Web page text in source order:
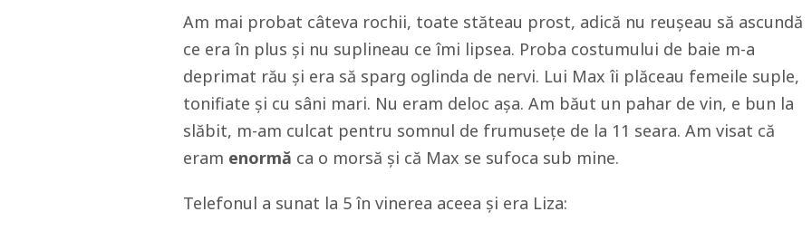
Am mai probat câteva rochii, toate stăteau prost, adică nu reușeau să ascundă
ce era în plus și nu suplineau ce îmi lipsea. Proba costumului de baie m-a
deprimat rău și era să sparg oglinda de nervi. Lui Max îi plăceau femeile suple,
tonifiate și cu sâni mari. Nu eram deloc așa. Am băut un pahar de vin, e bun la
slăbit, m-am culcat pentru somnul de frumusețe de la 11 seara. Am visat că
eram enormă ca o morsă și că Max se sufoca sub mine.
Telefonul a sunat la 5 în vinerea aceea și era Liza: